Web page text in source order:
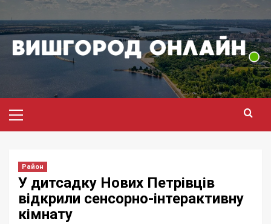
до
вмісту
меню
Район
У дитсадку Нових Петрівців
відкрили сенсорно-інтерактивну
кімнату